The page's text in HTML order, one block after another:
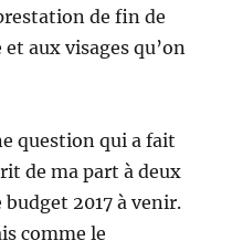
de fin de
aux visages qu’on
question qui a fait
de ma part à deux
2017 à venir.
comme le